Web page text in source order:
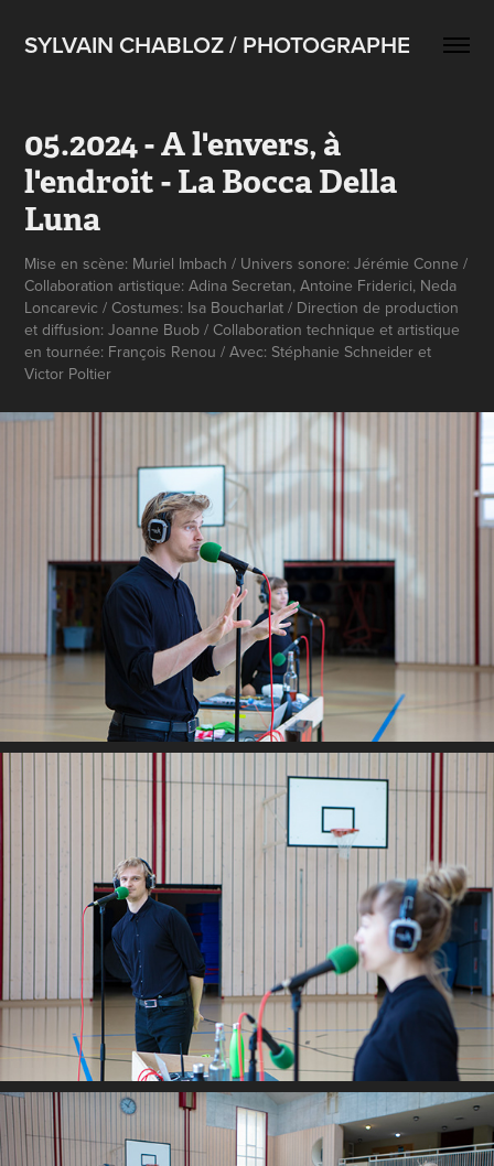
SYLVAIN CHABLOZ / PHOTOGRAPHE
05.2024 - A l'envers, à
l'endroit - La Bocca Della
Luna
Mise en scène: Muriel Imbach / Univers sonore: Jérémie Conne /
Collaboration artistique: Adina Secretan, Antoine Friderici, Neda
Loncarevic / Costumes: Isa Boucharlat / Direction de production
et diffusion: Joanne Buob / Collaboration technique et artistique
en tournée: François Renou / Avec: Stéphanie Schneider et